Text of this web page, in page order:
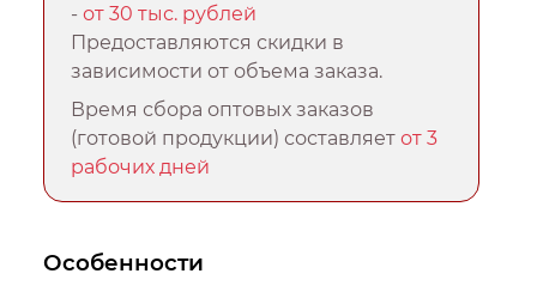
-от 30 тыс. рублей
Предоставляются скидки в
зависимости от объема заказа.
Время сбора оптовых заказов
(готовой продукции) составляетот 3
рабочих дней
Особенности